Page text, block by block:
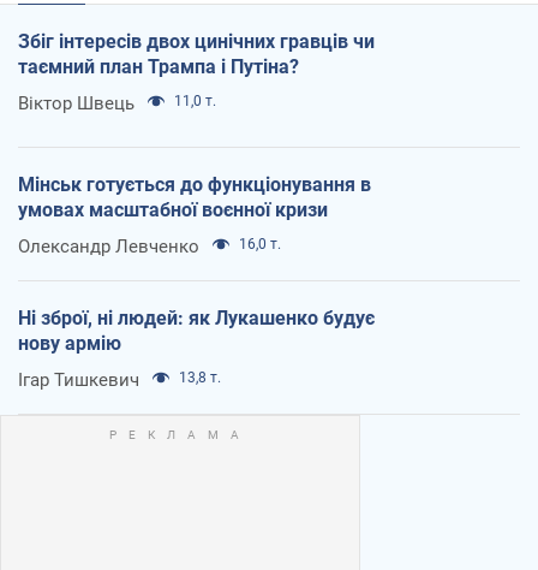
Збіг інтересів двох цинічних гравців чи
таємний план Трампа і Путіна?
Віктор Швець 11,0 т.
Мінськ готується до функціонування в
умовах масштабної воєнної кризи
Олександр Левченко 16,0 т.
Ні зброї, ні людей: як Лукашенко будує
нову армію
Ігар Тишкевич 13,8 т.